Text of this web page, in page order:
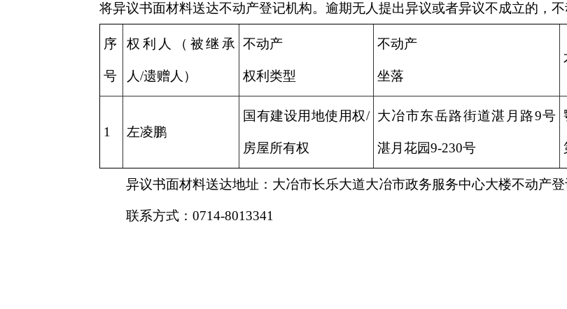
将异议书面材料送达不动产登记机构。逾期无人提出异议或者异议不成立的，不
序
号
权利人（被继承
人/遗赠人）
不动产
权利类型
不动产
坐落
1 左凌鹏
国有建设用地使用权/
房屋所有权
大冶市东岳路街道湛月路9号
湛月花园9-230号
异议书面材料送达地址：大冶市长乐大道大冶市政务服务中心大楼不动产
联系方式：0714-8013341